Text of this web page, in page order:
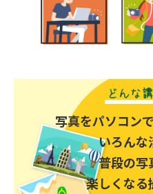
写真をパソコン
いろんな
普段の写
楽しくなる